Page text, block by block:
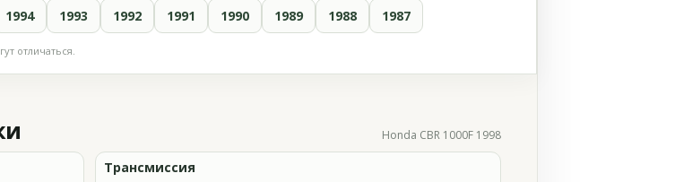
1994 1993 1992 1991 1990 1989 1988 1987
отличаться.
Honda CBR 1000F 1998
Трансмиссия